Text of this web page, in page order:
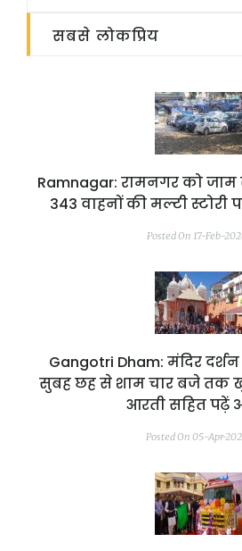
सबसे लोकप्रिय
Ramnagar: रामनगर को जाम
343 वाहनों की मल्टी स्टोरी
Posted On 17-Feb-
Gangotri Dham: मंदिर
सुबह छह से शाम चार बजे तक
आरती सहित पढ़ें
Posted On 05-Apr-